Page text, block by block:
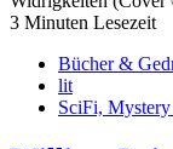
3 Minuten Lesezeit
Bücher &
lit
SciFi,